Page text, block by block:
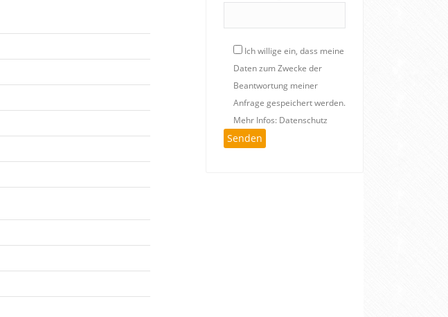
Ich willige ein, dass meine
Daten zum Zwecke der
Beantwortung meiner
Anfrage gespeichert werden.
Mehr Infos: Datenschutz